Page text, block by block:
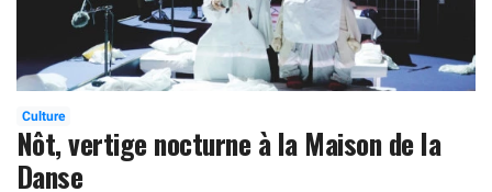
Culture
Nôt, vertige nocturne à la Maison de la
Danse